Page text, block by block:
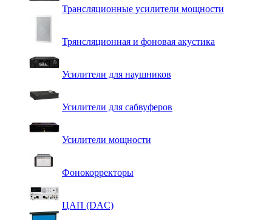
Трансляционные усилители мощности
Трянсляционная и фоновая акустика
Усилители для наушников
Усилители для сабвуферов
Усилители мощности
Фонокорректоры
ЦАП (DAC)